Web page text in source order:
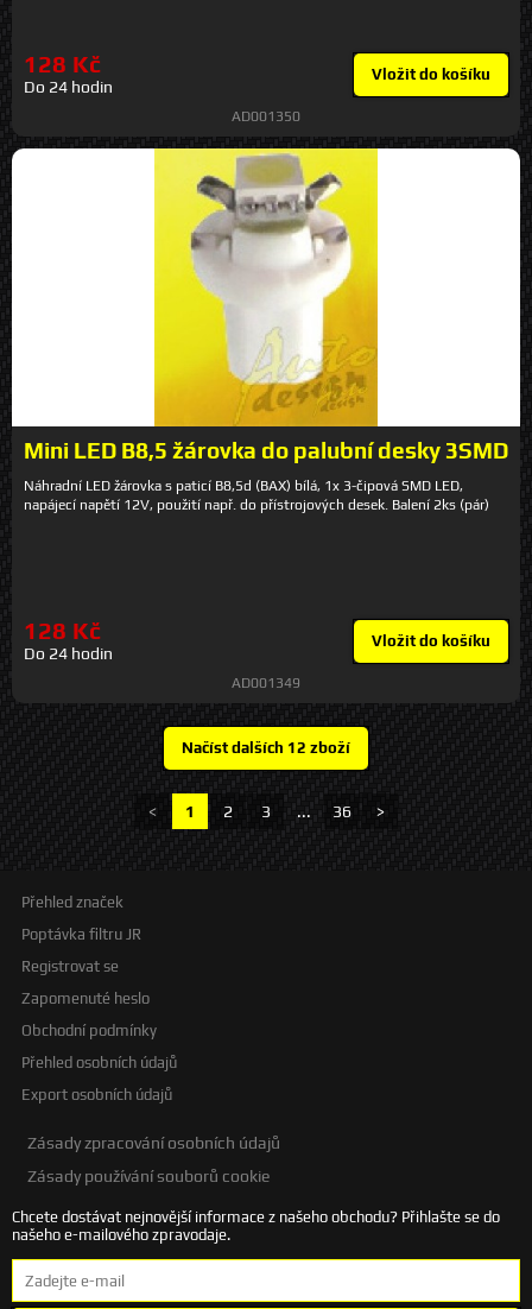
128 Kč
Do 24 hodin
Vložit do košíku
AD001350
Mini LED B8,5 žárovka do palubní desky 3SMD
Náhradní LED žárovka s paticí B8,5d (BAX) bílá, 1x 3-čipová SMD LED,
napájecí napětí 12V, použití např. do přístrojových desek. Balení 2ks (pár)
128 Kč
Do 24 hodin
Vložit do košíku
AD001349
< 1 2 3 ... 36 >
Přehled značek
Poptávka filtru JR
Registrovat se
Zapomenuté heslo
Obchodní podmínky
Přehled osobních údajů
Export osobních údajů
Zásady zpracování osobních údajů
Zásady používání souborů cookie
Chcete dostávat nejnovější informace z našeho obchodu? Přihlašte se do
našeho e-mailového zpravodaje.